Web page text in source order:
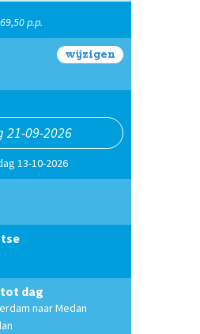
p.p.
wijzigen
13-10-2026
tot dag
naar Medan